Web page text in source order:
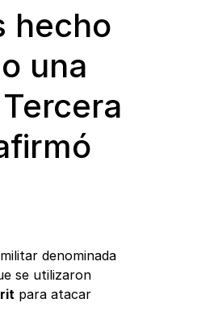
hecho
una
denominada
se utilizaron
para atacar